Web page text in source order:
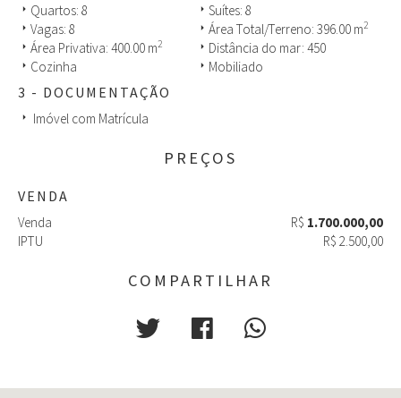
Imóvel tem ótima localização e fica aproximadamente à 450
metros do mar, possui escritura pública de fração do terreno.
arrow_right Quartos: 8 arrow_right Suítes: 8
arrow_right Vagas: 8 arrow_right Área Total/Terreno: 396.00 m2
arrow_right Área Privativa: 400.00 m2 arrow_right Distância do mar: 450
arrow_right Cozinha arrow_right Mobiliado
3 - DOCUMENTAÇÃO
arrow_right Imóvel com Matrícula
PREÇOS
VENDA
Venda R$ 1.700.000,00
IPTU
R$ 2.500,00
COMPARTILHAR